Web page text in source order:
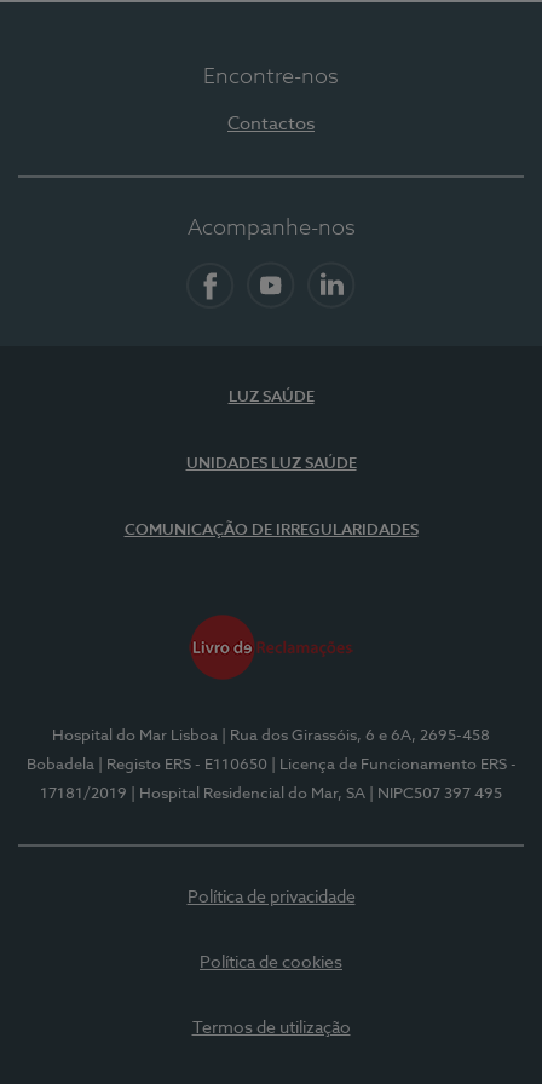
Encontre-nos
Contactos
Acompanhe-nos
LUZ SAÚDE
UNIDADES LUZ SAÚDE
COMUNICAÇÃO DE IRREGULARIDADES
Hospital do Mar Lisboa
| Rua dos Girassóis, 6 e 6A, 2695-458
Bobadela
| Registo ERS - E110650
| Licença de Funcionamento ERS -
17181/2019
| Hospital Residencial do Mar, SA | NIPC507 397 495
Política de privacidade
Política de cookies
Termos de utilização